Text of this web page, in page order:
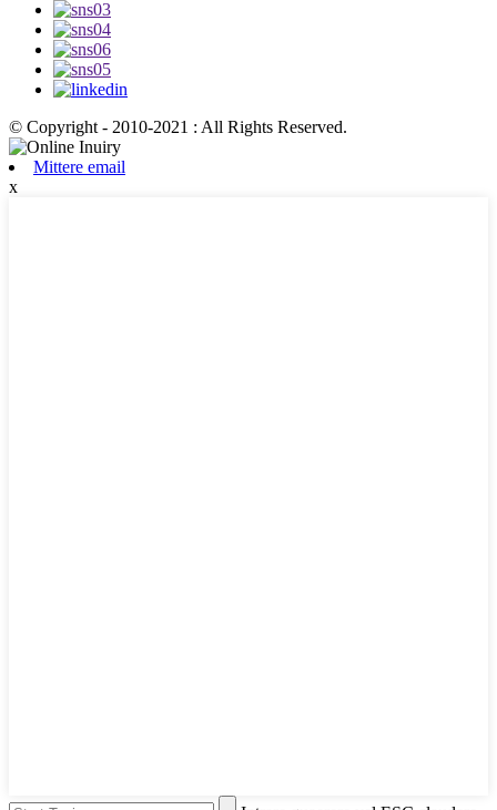
© Copyright - 2010-2021 : All Rights Reserved.
Mittere email
x